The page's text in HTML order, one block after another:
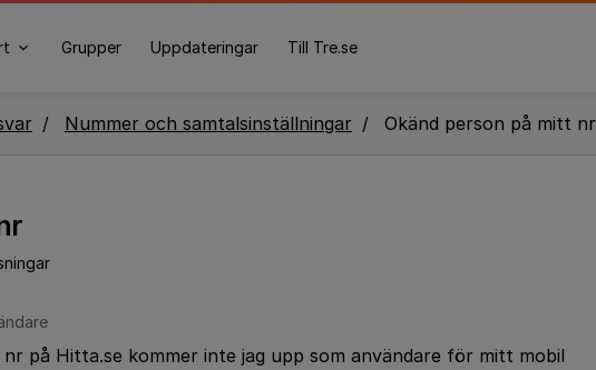
Grupper Uppdateringar Till Tre.se
Nummer och samtalsinställningar Okänd person på mitt nr
på Hitta.se kommer inte jag upp som användare för mitt mobil